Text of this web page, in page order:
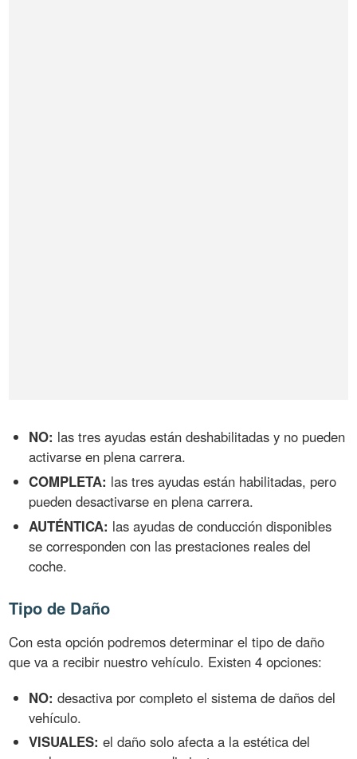
NO: las tres ayudas están deshabilitadas y no pueden
activarse en plena carrera.
COMPLETA: las tres ayudas están habilitadas, pero
pueden desactivarse en plena carrera.
AUTÉNTICA: las ayudas de conducción disponibles
se corresponden con las prestaciones reales del
coche.
Tipo de Daño
Con esta opción podremos determinar el tipo de daño
que va a recibir nuestro vehículo. Existen 4 opciones:
NO: desactiva por completo el sistema de daños del
vehículo.
VISUALES: el daño solo afecta a la estética del